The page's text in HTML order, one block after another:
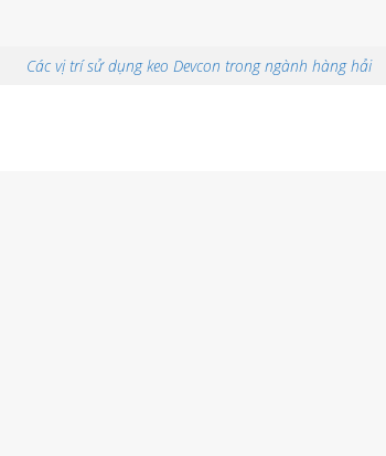
Các vị trí sử dụng keo Devcon trong ngành hàng hải